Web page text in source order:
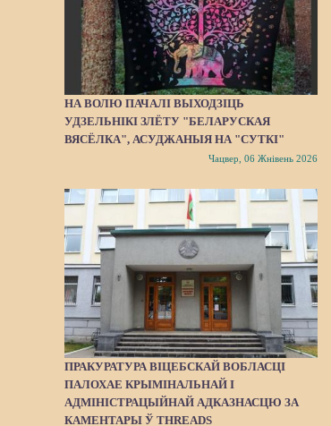
НА ВОЛЮ ПАЧАЛІ ВЫХОДЗІЦЬ
УДЗЕЛЬНІКІ ЗЛЁТУ "БЕЛАРУСКАЯ
ВЯСЁЛКА", АСУДЖАНЫЯ НА "СУТКІ"
Чацвер, 06 Жнівень 2026
ПРАКУРАТУРА ВІЦЕБСКАЙ ВОБЛАСЦІ
ПАЛОХАЕ КРЫМІНАЛЬНАЙ І
АДМІНІСТРАЦЫЙНАЙ АДКАЗНАСЦЮ ЗА
КАМЕНТАРЫ Ў THREADS